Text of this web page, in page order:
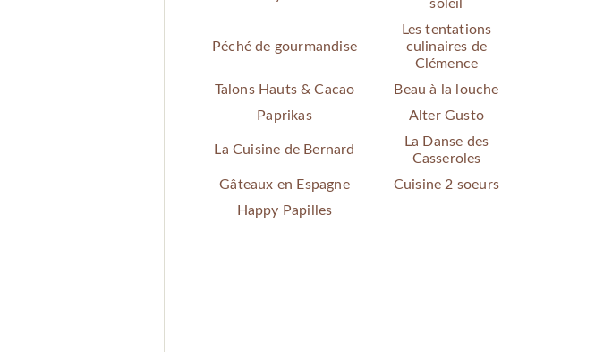
soleil
Péché de gourmandise
Les tentations
culinaires de
Clémence
Talons Hauts & Cacao
Beau à la louche
Paprikas
Alter Gusto
La Cuisine de Bernard
La Danse des
Casseroles
Gâteaux en Espagne
Cuisine 2 soeurs
Happy Papilles